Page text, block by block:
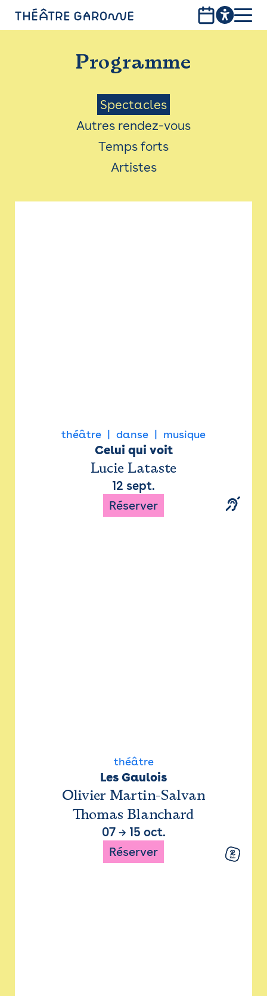
PROGRAMME
INFOS PRATIQUES
AVEC LES PUBLICS
ACCESSIBILITÉ
LES PRODUCTIONS
Programme
Menu
Saison
Spectacles
Autres rendez-vous
Temps forts
Artistes
théâtre danse musique
Celui qui voit
Lucie Lataste
12 sept.
Réserver
théâtre
Les Gaulois
Olivier Martin-Salvan
Thomas Blanchard
07→ 15 oct.
Réserver